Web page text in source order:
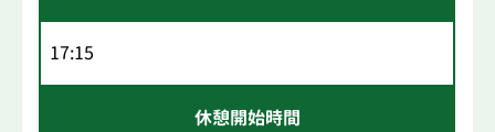
17:15
休憩開始時間